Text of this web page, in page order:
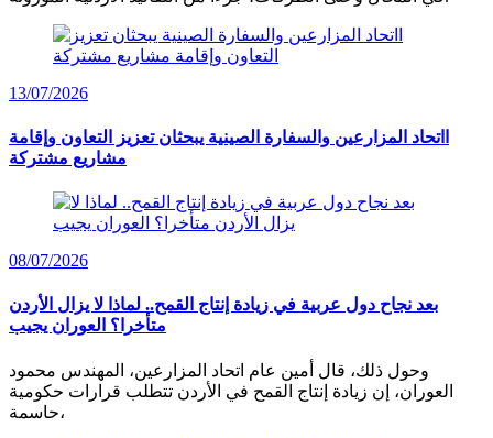
13/07/2026
ااتحاد المزارعين والسفارة الصينية يبحثان تعزيز التعاون وإقامة
مشاريع مشتركة
08/07/2026
بعد نجاح دول عربية في زيادة إنتاج القمح.. لماذا لا يزال الأردن
متأخرا؟ العوران يجيب
وحول ذلك، قال أمين عام اتحاد المزارعين، المهندس محمود
العوران، إن زيادة إنتاج القمح في الأردن تتطلب قرارات حكومية
حاسمة،